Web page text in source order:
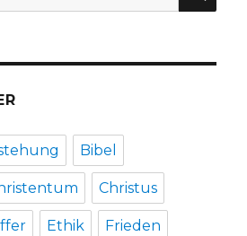
Bibel
Christus
Ethik Frieden